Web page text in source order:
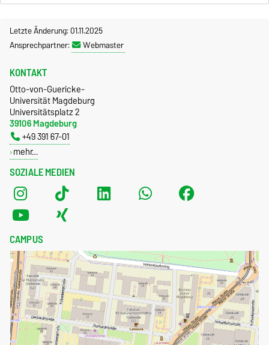
Letzte Änderung: 01.11.2025
Ansprechpartner:
Webmaster
SOZIALE MEDIEN
KONTAKT
Otto-von-Guericke-
Universität Magdeburg
Universitätsplatz 2
39106 Magdeburg
+49 391 67-01
mehr…
CAMPUS